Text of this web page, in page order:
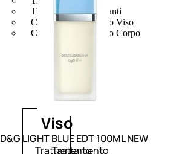
Trattamento Deodoranti
Cofanetti Trattamento Viso
Cofanetti Trattamento Corpo
Viso
Trattamento
Trattamento
D&G LIGHT BLUE EDT 100ML NEW